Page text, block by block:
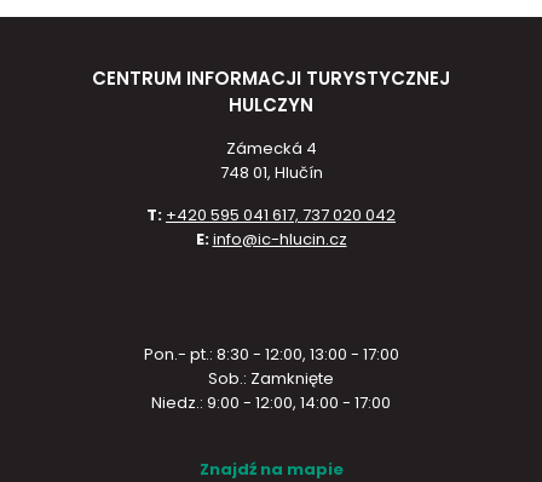
CENTRUM INFORMACJI TURYSTYCZNEJ
HULCZYN
Zámecká 4
748 01, Hlučín
T: +420 595 041 617, 737 020 042
E:info@ic-hlucin.cz
Pon.- pt.: 8:30 - 12:00, 13:00 - 17:00
Sob.: Zamknięte
Niedz.: 9:00 - 12:00, 14:00 - 17:00
Znajdź na mapie